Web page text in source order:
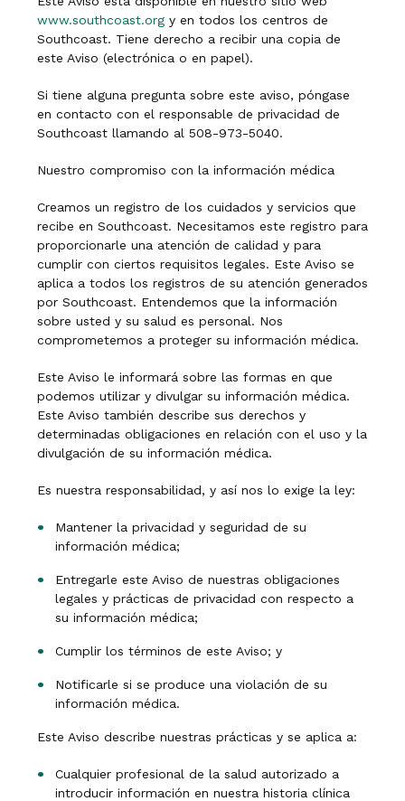
www.southcoast.org y en todos los centros de
Southcoast. Tiene derecho a recibir una copia de
este Aviso (electrónica o en papel).
Si tiene alguna pregunta sobre este aviso, póngase
en contacto con el responsable de privacidad de
Southcoast llamando al 508-973-5040.
Nuestro compromiso con la información médica
Creamos un registro de los cuidados y servicios que
recibe en Southcoast. Necesitamos este registro para
proporcionarle una atención de calidad y para
cumplir con ciertos requisitos legales. Este Aviso se
aplica a todos los registros de su atención generados
por Southcoast. Entendemos que la información
sobre usted y su salud es personal. Nos
comprometemos a proteger su información médica.
Este Aviso le informará sobre las formas en que
podemos utilizar y divulgar su información médica.
Este Aviso también describe sus derechos y
determinadas obligaciones en relación con el uso y la
divulgación de su información médica.
Es nuestra responsabilidad, y así nos lo exige la ley:
Mantener la privacidad y seguridad de su
información médica;
Entregarle este Aviso de nuestras obligaciones
legales y prácticas de privacidad con respecto a
su información médica;
Cumplir los términos de este Aviso; y
Notificarle si se produce una violación de su
información médica.
Este Aviso describe nuestras prácticas y se aplica a:
Cualquier profesional de la salud autorizado a
introducir información en nuestra historia clínica